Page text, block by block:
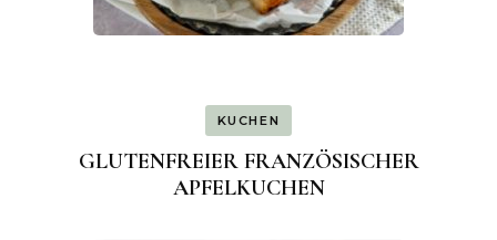
KUCHEN
GLUTENFREIER FRANZÖSISCHER
APFELKUCHEN